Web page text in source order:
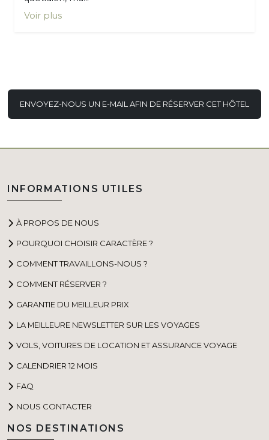
Voir plus
ENVOYEZ-NOUS UN E-MAIL AFIN DE RÉSERVER CET HÔTEL
INFORMATIONS UTILES
À PROPOS DE NOUS
POURQUOI CHOISIR CARACTÈRE ?
COMMENT TRAVAILLONS-NOUS ?
COMMENT RÉSERVER ?
GARANTIE DU MEILLEUR PRIX
LA MEILLEURE NEWSLETTER SUR LES VOYAGES
VOLS, VOITURES DE LOCATION ET ASSURANCE VOYAGE
CALENDRIER 12 MOIS
FAQ
NOUS CONTACTER
NOS DESTINATIONS